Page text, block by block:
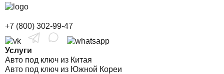
+7 (800) 302-99-47
Услуги
Авто под ключ из Китая
Авто под ключ из Южной Кореи